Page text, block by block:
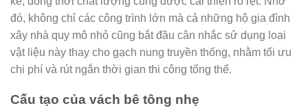
đó, không chỉ các công trình lớn mà cả những hộ gia đình
xây nhà quy mô nhỏ cũng bắt đầu cân nhắc sử dụng loại
vật liệu này thay cho gạch nung truyền thống, nhằm tối ưu
chi phí và rút ngắn thời gian thi công tổng thể.
Cấu tạo của vách bê tông nhẹ